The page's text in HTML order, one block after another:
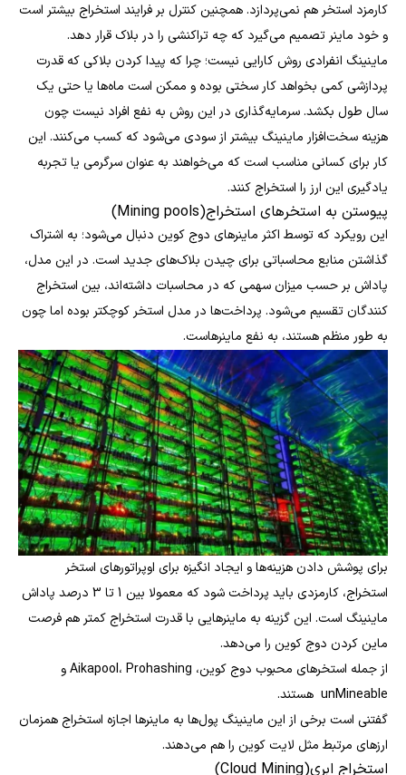
کارمزد استخر هم نمی‌پردازد. همچنین کنترل بر فرایند استخراج بیشتر است
و خود ماینر تصمیم می‌گیرد که چه تراکنشی را در بلاک قرار دهد.
ماینینگ انفرادی روش کارایی نیست؛ چرا که پیدا کردن بلاکی که قدرت
پردازشی کمی بخواهد کار سختی بوده و ممکن است ماه‌ها یا حتی یک
سال طول بکشد. سرمایه‌گذاری در این روش به نفع افراد نیست چون
هزینه سخت‌افزار ماینینگ بیشتر از سودی می‌شود که کسب می‌کنند. این
کار برای کسانی مناسب است که می‌خواهند به عنوان سرگرمی یا تجربه
یادگیری این ارز را استخراج کنند.
پیوستن به استخرهای استخراج(Mining pools)
این رویکرد که توسط اکثر ماینرهای دوج کوین دنبال می‌شود؛ به اشتراک
گذاشتن منابع محاسباتی برای چیدن بلاک‌های جدید است. در این مدل،
پاداش بر حسب میزان سهمی که در محاسبات داشته‌اند، بین استخراج
کنندگان تقسیم می‌شود. پرداخت‌ها در مدل استخر کوچکتر بوده اما چون
به طور منظم هستند، به نفع ماینرهاست.
برای پوشش دادن هزینه‌ها و ایجاد انگیزه برای اوپراتورهای استخر
استخراج، کارمزدی باید پرداخت شود که معمولا بین 1 تا 3 درصد پاداش
ماینینگ است. این گزینه به ماینرهایی با قدرت استخراج کمتر هم فرصت
ماین کردن دوج کوین را می‌دهد.
از جمله استخرهای محبوب دوج کوین، Aikapool، Prohashing و
unMineable هستند.
گفتنی است برخی از این ماینینگ پول‌ها به ماینرها اجازه استخراج همزمان
ارزهای مرتبط مثل لایت کوین را هم می‌دهند.
استخراج ابری(Cloud Mining)